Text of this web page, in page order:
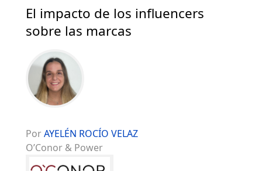
El impacto de los influencers
sobre las marcas
PorAYELÉN ROCÍO VELAZ
O’Conor & Power